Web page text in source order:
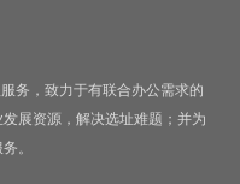
务，致力于有联合办公需求的
展资源，解决选址难题；并为
。